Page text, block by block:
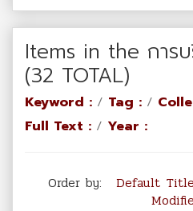
Items in the การ
(32 TOTAL)
Keyword : / Tag : /
Full Text : / Year :
Order by: Default Title